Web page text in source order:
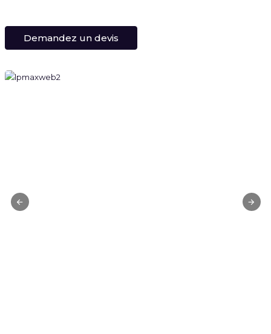
Demandez un devis